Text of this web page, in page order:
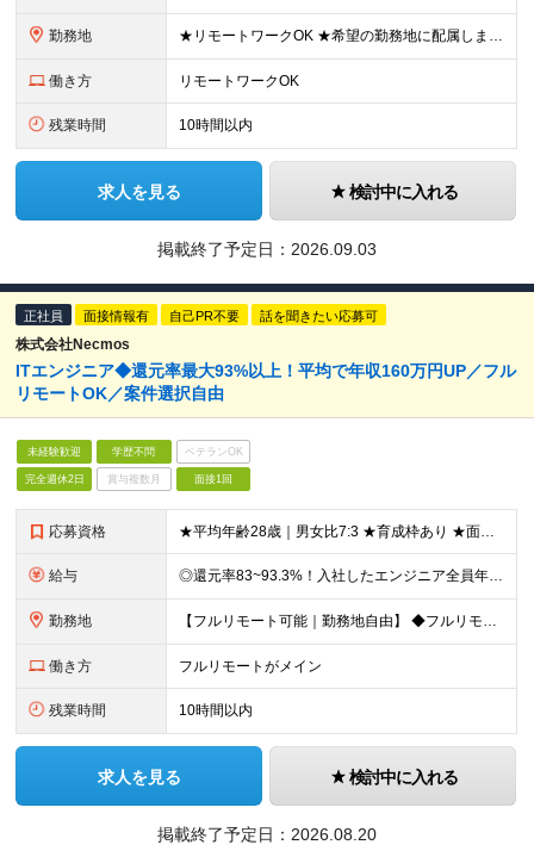
勤務地 ★リモートワークOK ★希望の勤務地に配属します ★転居を伴う転勤はありません お客様先での勤務となります。 【本社】東京都新宿区西新宿1-20-3 【大阪】大阪府大阪市中央区安土町2-3-13
働き方 リモートワークOK
残業時間 10時間以内
求人を見る 検討中に入れる
掲載終了予定日： 2026.09.03
正社員 面接情報有 自己PR不要 話を聞きたい応募可
株式会社Necmos
ITエンジニア◆還元率最大93%以上！平均で年収160万円UP／フル
リモートOK／案件選択自由
未経験歓迎 学歴不問 ベテランOK
完全週休2日 賞与複数月 面接1回
応募資格 ★平均年齢28歳｜男女比7:3 ★育成枠あり ★面接1回スピード選考 ★20代～30代活躍中 ★学歴不問 【応募条件】 ◎経験者 何らかの開発・設計構築の経験をお持ちの方 └言語・業界・ジャンル不問
給与 ◎還元率83~93.3%！入社したエンジニア全員年収UP（平均160万円UP/平均月給45万円） ◎上昇還元率制・単価連動型⇒会社利益は最大10万円！残り全てを還元 ◎平均月単価は67万円 月給40
勤務地 【フルリモート可能｜勤務地自由】 ◆フルリモート多数！全国どこでも、好きな場所で働ける ◆UIターン歓迎！転勤なし ◆リモートワーク／出社も自由に選べる 【本社】 〒155-0032 東京都世田谷区
働き方 フルリモートがメイン
残業時間 10時間以内
求人を見る 検討中に入れる
掲載終了予定日： 2026.08.20